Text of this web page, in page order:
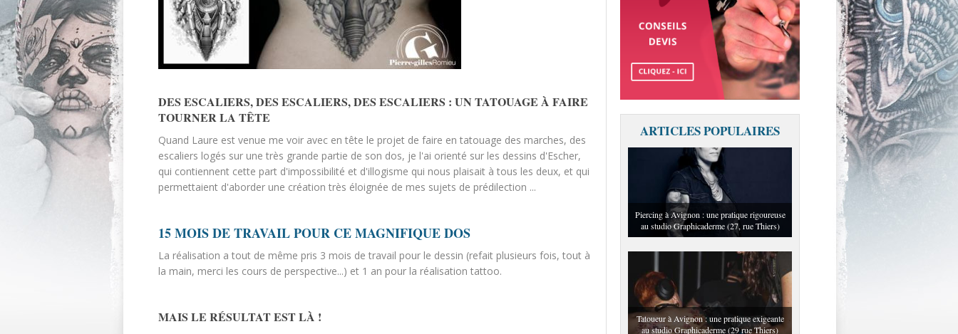
DES ESCALIERS, DES ESCALIERS, DES ESCALIERS : UN TATOUAGE À FAIRE
TOURNER LA TÊTE
Quand Laure est venue me voir avec en tête le projet de faire en tatouage des marches, des
escaliers logés sur une très grande partie de son dos, je l'ai orienté sur les dessins d'Escher,
qui contiennent cette part d'impossibilité et d'illogisme qui nous plaisait à tous les deux, et qui
permettaient d'aborder une création très éloignée de mes sujets de prédilection ...
15 MOIS DE TRAVAIL POUR CE MAGNIFIQUE DOS
La réalisation a tout de même pris 3 mois de travail pour le dessin (refait plusieurs fois, tout à
la main, merci les cours de perspective...) et 1 an pour la réalisation tattoo.
MAIS LE RÉSULTAT EST LÀ !
ARTICLES POPULAIRES
Piercing à Avignon : une pratique rigoureuse
au studio Graphicaderme (27, rue Thiers)
Tatoueur à Avignon : une pratique exigeante
au studio Graphicaderme (29 rue Thiers)